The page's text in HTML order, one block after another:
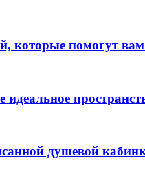
помогут вам
идеальное
душевой